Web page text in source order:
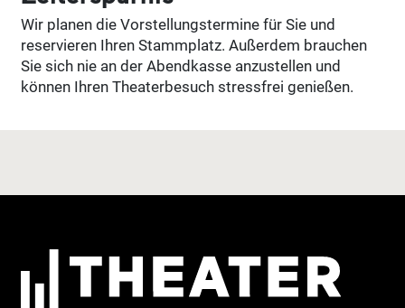
Wir planen die Vorstellungstermine für Sie und
reservieren Ihren Stammplatz. Außerdem brauchen
Sie sich nie an der Abendkasse anzustellen und
können Ihren Theaterbesuch stressfrei genießen.